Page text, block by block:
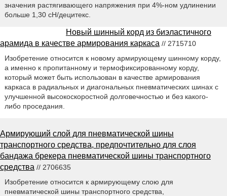
значения растягивающего напряжения при 4%-ном удлинении
больше 1,30 сН/децитекс.
Новый шинный корд из биэластичного
арамида в качестве армирования каркаса // 2715710
Изобретение относится к новому армирующему шинному корду,
а именно к пропитанному и термофиксированному корду,
который может быть использован в качестве армирования
каркаса в радиальных и диагональных пневматических шинах с
улучшенной высокоскоростной долговечностью и без какого-
либо проседания.
Армирующий слой для пневматической шины
транспортного средства, предпочтительно для слоя
бандажа брекера пневматической шины транспортного
средства // 2706635
Изобретение относится к армирующему слою для
пневматической шины транспортного средства,